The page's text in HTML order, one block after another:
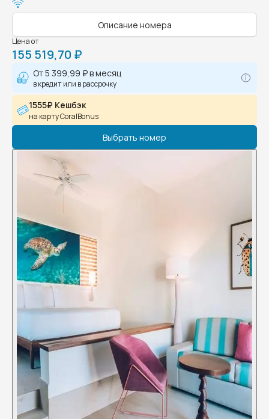
Описание номера
Цена от
155 519,70 ₽
От5 399,99 ₽в месяц
в кредит или в рассрочку
1555₽ Кешбэк
на карту CoralBonus
Выбрать номер